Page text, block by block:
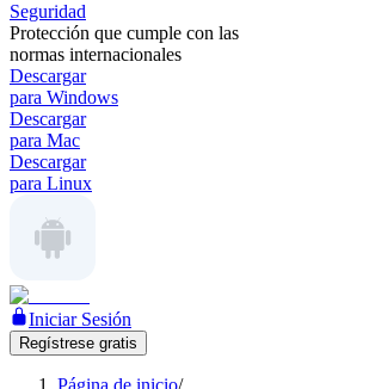
Seguridad
Protección que cumple con las
normas internacionales
Descargar
para Windows
Descargar
para Mac
Descargar
para Linux
Iniciar Sesión
Regístrese gratis
Página de inicio/